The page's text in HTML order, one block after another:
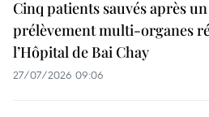
Cinq patients sauvés après un
prélèvement multi-organes
l’Hôpital de Bai Chay
27/07/2026 09:06